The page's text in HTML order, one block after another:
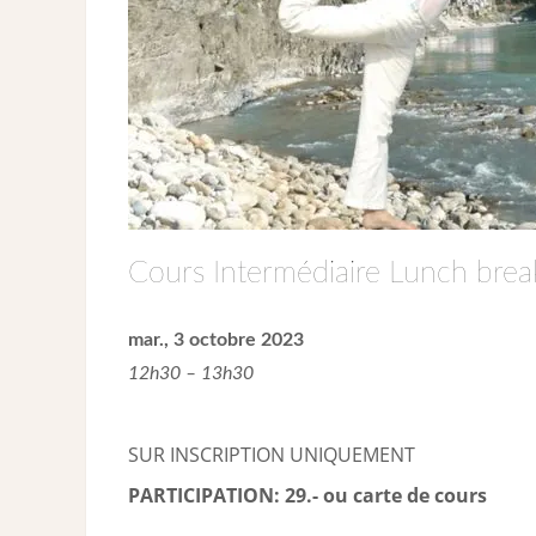
Cours Intermédiaire Lunch
mar., 3 octobre 2023
12h30 – 13h30
SUR INSCRIPTION UNIQUEMENT
PARTICIPATION: 29.- ou carte de cours